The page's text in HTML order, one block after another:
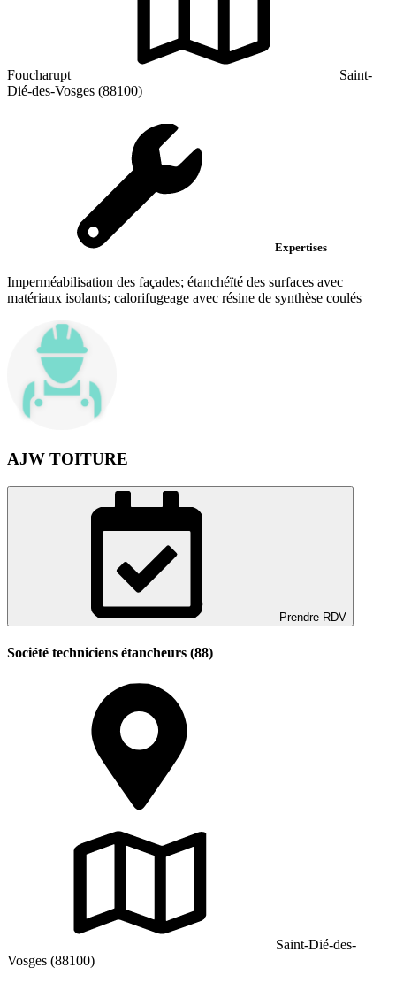
Foucharupt
Saint-
Dié-des-Vosges (88100)
Expertises
Imperméabilisation des façades; étanchéïté des surfaces avec
matériaux isolants; calorifugeage avec résine de synthèse coulés
AJW TOITURE
Prendre RDV
Société techniciens étancheurs (88)
Saint-Dié-des-
Vosges (88100)